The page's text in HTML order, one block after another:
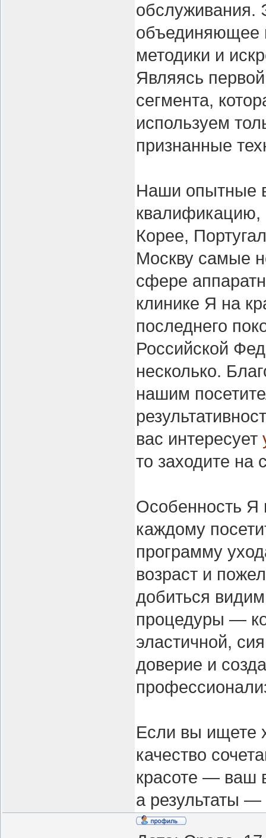
обслуживания.
объединяющее
методики и
Являясь
сегмента,
используем
признанные
Наши опытные
квалификацию,
Корее,
Москву самые
сфере
клинике Я на
последнего
Российской
несколько.
нашим
вас интересует
то заходите на
Особенность Я
каждому
программу
возраст и
добиться
процедуры —
эластичной,
доверие и
Если вы ищете
качество
красоте — ваш
а результаты